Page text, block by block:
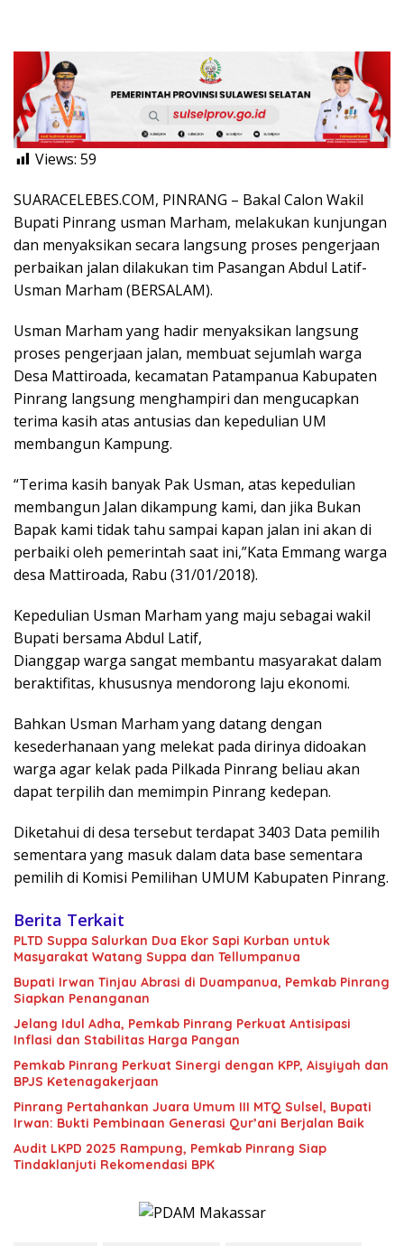
Views: 59
SUARACELEBES.COM, PINRANG – Bakal Calon Wakil
Bupati Pinrang usman Marham, melakukan kunjungan
dan menyaksikan secara langsung proses pengerjaan
perbaikan jalan dilakukan tim Pasangan Abdul Latif-
Usman Marham (BERSALAM).
Usman Marham yang hadir menyaksikan langsung
proses pengerjaan jalan, membuat sejumlah warga
Desa Mattiroada, kecamatan Patampanua Kabupaten
Pinrang langsung menghampiri dan mengucapkan
terima kasih atas antusias dan kepedulian UM
membangun Kampung.
“Terima kasih banyak Pak Usman, atas kepedulian
membangun Jalan dikampung kami, dan jika Bukan
Bapak kami tidak tahu sampai kapan jalan ini akan di
perbaiki oleh pemerintah saat ini,”Kata Emmang warga
desa Mattiroada, Rabu (31/01/2018).
Kepedulian Usman Marham yang maju sebagai wakil
Bupati bersama Abdul Latif,
Dianggap warga sangat membantu masyarakat dalam
beraktifitas, khususnya mendorong laju ekonomi.
Bahkan Usman Marham yang datang dengan
kesederhanaan yang melekat pada dirinya didoakan
warga agar kelak pada Pilkada Pinrang beliau akan
dapat terpilih dan memimpin Pinrang kedepan.
Diketahui di desa tersebut terdapat 3403 Data pemilih
sementara yang masuk dalam data base sementara
pemilih di Komisi Pemilihan UMUM Kabupaten Pinrang.
Berita Terkait
PLTD Suppa Salurkan Dua Ekor Sapi Kurban untuk
Masyarakat Watang Suppa dan Tellumpanua
Bupati Irwan Tinjau Abrasi di Duampanua, Pemkab Pinrang
Siapkan Penanganan
Jelang Idul Adha, Pemkab Pinrang Perkuat Antisipasi
Inflasi dan Stabilitas Harga Pangan
Pemkab Pinrang Perkuat Sinergi dengan KPP, Aisyiyah dan
BPJS Ketenagakerjaan
Pinrang Pertahankan Juara Umum III MTQ Sulsel, Bupati
Irwan: Bukti Pembinaan Generasi Qur’ani Berjalan Baik
Audit LKPD 2025 Rampung, Pemkab Pinrang Siap
Tindaklanjuti Rekomendasi BPK